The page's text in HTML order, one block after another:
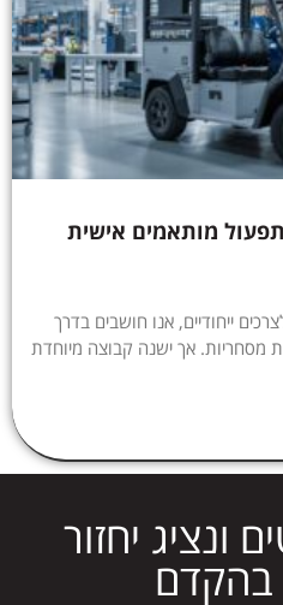
מותאמים אישית
ייחודיים, אנו חושבים בדרך
מסחריות. אך ישנה קבוצה מיוחדת
ונציג יחזור
בהקדם